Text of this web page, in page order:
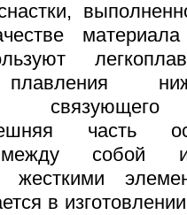
плавления
связующего
часть
между собой
жесткими
в